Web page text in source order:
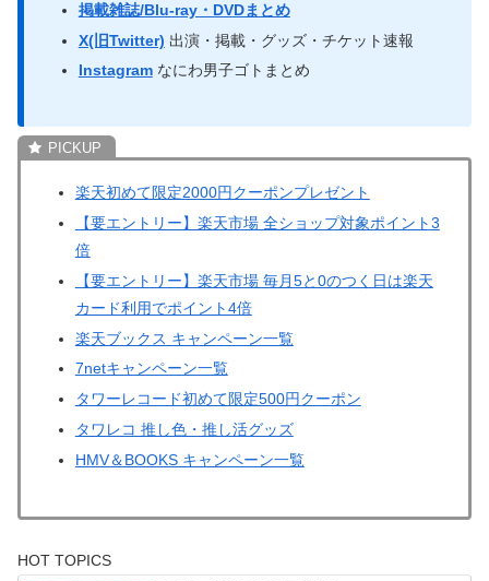
掲載雑誌/Blu-ray・DVDまとめ
X(旧Twitter) 出演・掲載・グッズ・チケット速報
Instagramなにわ男子ゴトまとめ
楽天初めて限定2000円クーポンプレゼント
【要エントリー】楽天市場 全ショップ対象ポイント3
倍
【要エントリー】楽天市場 毎月5と0のつく日は楽天
カード利用でポイント4倍
楽天ブックス キャンペーン一覧
7netキャンペーン一覧
タワーレコード初めて限定500円クーポン
タワレコ 推し色・推し活グッズ
HMV＆BOOKS キャンペーン一覧
HOT TOPICS